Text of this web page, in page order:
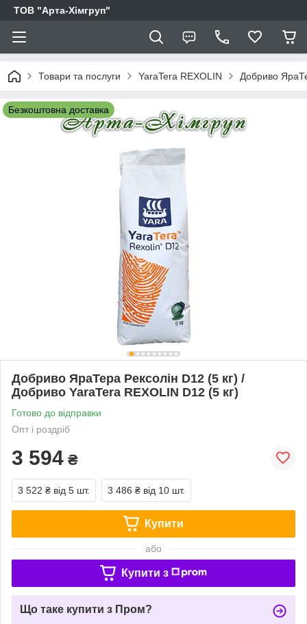
ТОВ "Арта-Хімгруп"
Товари та послуги YaraTera REXOLIN Добриво
Безкоштовна доставка
Добриво ЯраТера Рексолін D12 (5 кг) /
Добриво YaraTera REXOLIN D12 (5 кг)
Готово до відправки
Опт і роздріб
3 594 ₴
3 522 ₴ від 5 шт. 3 486 ₴ від 10 шт.
Купити
або
Купити з
Що таке купити з Пром?